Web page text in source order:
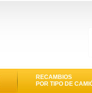
RECAMBIOS
POR TIPO DE